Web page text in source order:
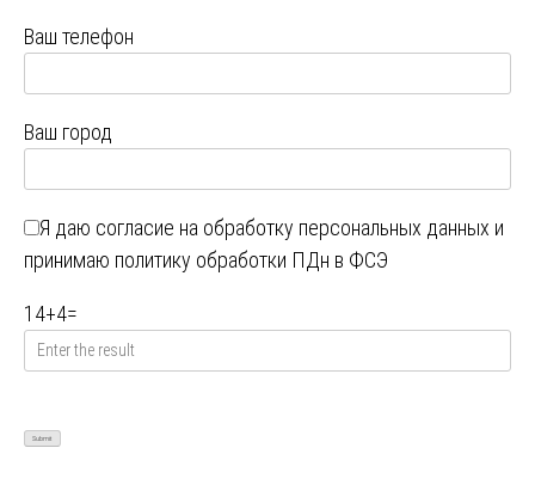
Ваш телефон
Ваш город
Я даю согласие на обработку персональных данных и
принимаю политику обработки ПДн в ФСЭ
14+4=